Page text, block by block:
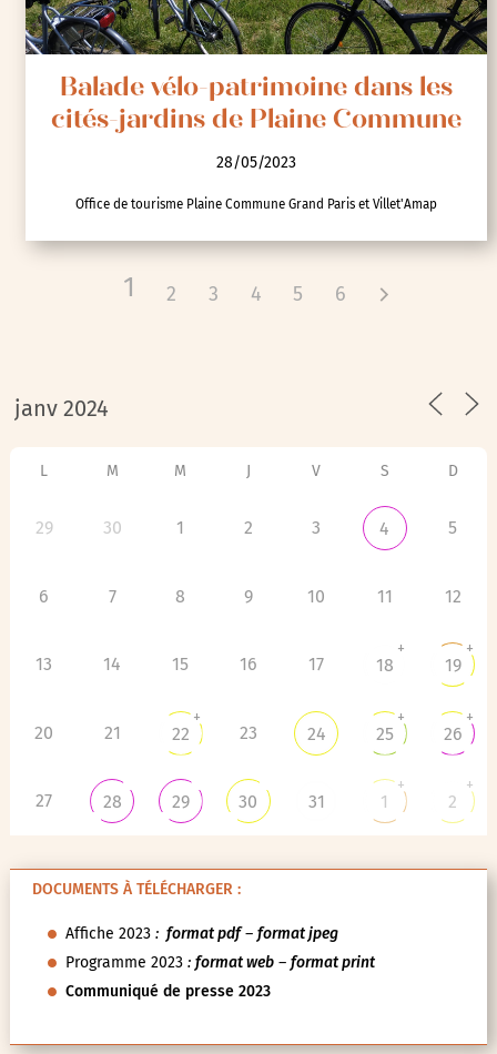
Balade vélo-patrimoine dans les
cités-jardins de Plaine Commune
28/05/2023
Office de tourisme Plaine Commune Grand Paris et Villet'Amap
1 2 3 4 5 6
L M M J V S D
29 30 1 2 3 4 5
6 7 8 9 10 11 12
13 14 15 16 17 18
+
19
+
20 21 22
+
23 24 25
+
26
+
27 28 29 30 31 1
+
2
+
DOCUMENTS À TÉLÉCHARGER :
Affiche 2023: format pdf– format jpeg
Programme 2023 : format web– format print
Communiqué de presse 2023